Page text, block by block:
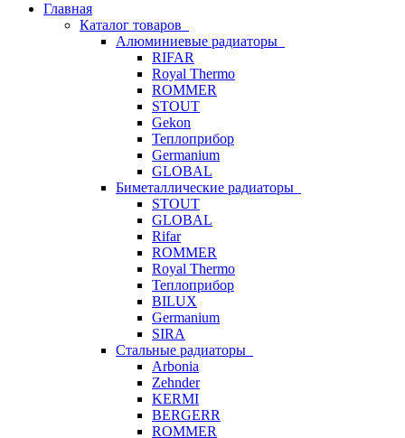
Главная
Каталог товаров
Алюминиевые радиаторы
RIFAR
Royal Thermo
ROMMER
STOUT
Gekon
Теплоприбор
Germanium
GLOBAL
Биметаллические радиаторы
STOUT
GLOBAL
Rifar
ROMMER
Royal Thermo
Теплоприбор
BILUX
Germanium
SIRA
Стальные радиаторы
Arbonia
Zehnder
KERMI
BERGERR
ROMMER